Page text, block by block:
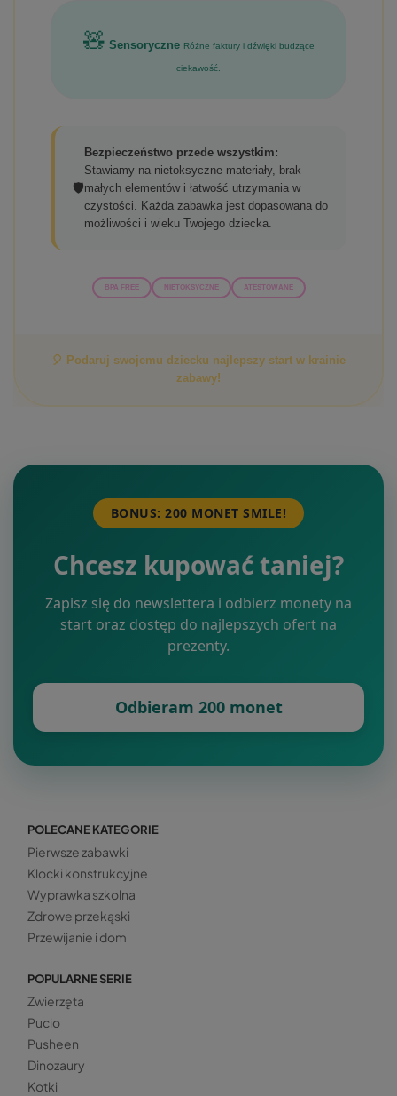
🧸 Sensoryczne Różne faktury i dźwięki budzące
ciekawość.
🛡️
Bezpieczeństwo przede wszystkim:
Stawiamy na nietoksyczne materiały, brak
małych elementów i łatwość utrzymania w
czystości. Każda zabawka jest dopasowana do
możliwości i wieku Twojego dziecka.
BPA FREE NIETOKSYCZNE ATESTOWANE
🎈 Podaruj swojemu dziecku najlepszy start w krainie
zabawy!
BONUS: 200 MONET SMILE!
Chcesz kupować taniej?
Zapisz się do newslettera i odbierz monety na
start oraz dostęp do najlepszych ofert na
prezenty.
Odbieram 200 monet
POLECANE KATEGORIE
Pierwsze zabawki
Klocki konstrukcyjne
Wyprawka szkolna
Zdrowe przekąski
Przewijanie i dom
POPULARNE SERIE
Zwierzęta
Pucio
Pusheen
Dinozaury
Kotki